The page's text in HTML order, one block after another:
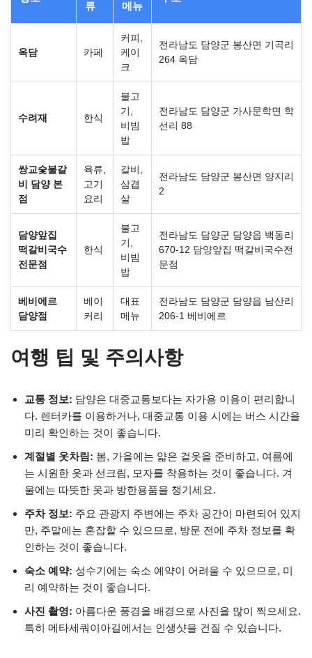
류 메뉴
옥담 카페
커피,
케이
크
전라남도 담양군 봉산면 기곡리
264 옥담
수려재 한식
불고
기,
비빔
밥
전라남도 담양군 가사문학면 학
선리 88
쌍교숯불갈
비 담양 본
점
육류,
고기
요리
갈비,
삼겹
살
전라남도 담양군 봉산면 양지리
2
담양앞집
떡갈비국수
전문점
한식
불고
기,
비빔
밥
전라남도 담양군 담양읍 백동리
670-12 담양앞집 떡갈비국수전
문점
베비에르
담양점
베이
커리
대표
메뉴
전라남도 담양군 담양읍 남산리
206-1 베비에르
여행 팁 및 주의사항
교통 정보: 담양은 대중교통보다는 자가용 이용이 편리합니
다. 렌터카를 이용하거나, 대중교통 이용 시에는 버스 시간을
미리 확인하는 것이 좋습니다.
계절별 옷차림: 봄, 가을에는 얇은 겉옷을 준비하고, 여름에
는 시원한 옷과 선크림, 모자를 착용하는 것이 좋습니다. 겨
울에는 따뜻한 옷과 방한용품을 챙기세요.
주차 정보: 주요 관광지 주변에는 주차 공간이 마련되어 있지
만, 주말에는 혼잡할 수 있으므로, 방문 전에 주차 정보를 확
인하는 것이 좋습니다.
숙소 예약: 성수기에는 숙소 예약이 어려울 수 있으므로, 미
리 예약하는 것이 좋습니다.
사진 촬영: 아름다운 풍경을 배경으로 사진을 많이 찍으세요.
특히 메타세쿼이아길에서는 인생샷을 건질 수 있습니다.